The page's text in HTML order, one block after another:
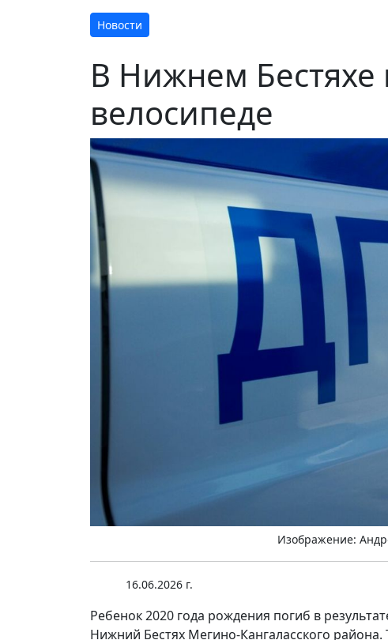
Новости
В Нижнем Бестяхе
велосипеде
Изображение:
16.06.2026 г.
Ребенок 2020 года рождения погиб в
Нижний Бестях Мегино-Кангаласского